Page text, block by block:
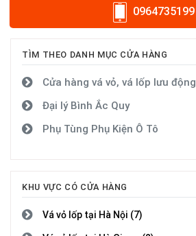
0964735199
TÌM THEO DANH MỤC CỬA HÀNG
Cửa hàng vá vỏ, vá lốp lưu động
Đại lý Bình Ắc Quy
Phụ Tùng Phụ Kiện Ô Tô
KHU VỰC CÓ CỬA HÀNG
Vá vỏ lốp tại Hà Nội (7)